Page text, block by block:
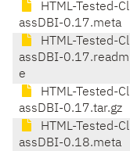
HTML-Tested-Cl
assDBI-0.17.meta
HTML-Tested-Cl
assDBI-0.17.readm
e
HTML-Tested-Cl
assDBI-0.17.tar.gz
HTML-Tested-Cl
assDBI-0.18.meta